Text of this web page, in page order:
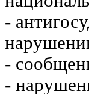
-
-
-